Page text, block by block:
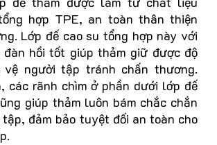
hợp TPE, an toàn thân thiện
Lớp đế cao su tổng hợp này với
hồi tốt giúp thảm giữ được độ
vệ người tập tránh chấn thương.
các rãnh chìm ở phần dưới lớp đế
giúp thảm luôn bám chắc chắn
đảm bảo tuyệt đối an toàn cho